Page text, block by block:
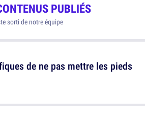
PUBLIÉS
sorti de notre équipe
de ne pas mettre les pieds